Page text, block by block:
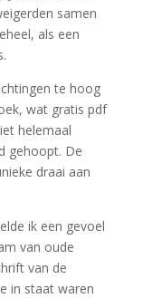
samen
als een
te hoog
wat gratis pdf
helemaal
gehoopt. De
draai aan
ik een gevoel
van oude
van de
in staat waren